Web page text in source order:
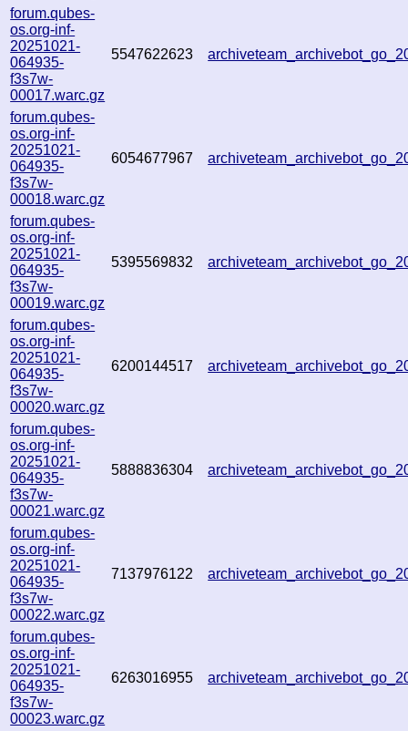
forum.qubes-
os.org-inf-
20251021-
064935-
f3s7w-
00017.warc.gz
5547622623
forum.qubes-
os.org-inf-
20251021-
064935-
f3s7w-
00018.warc.gz
6054677967
forum.qubes-
os.org-inf-
20251021-
064935-
f3s7w-
00019.warc.gz
5395569832
forum.qubes-
os.org-inf-
20251021-
064935-
f3s7w-
00020.warc.gz
6200144517
forum.qubes-
os.org-inf-
20251021-
064935-
f3s7w-
00021.warc.gz
5888836304
forum.qubes-
os.org-inf-
20251021-
064935-
f3s7w-
00022.warc.gz
7137976122
forum.qubes-
os.org-inf-
20251021-
064935-
f3s7w-
00023.warc.gz
6263016955